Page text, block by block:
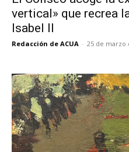
vertical» que recrea
Isabel II
Redacción de ACUA - 25 de marzo